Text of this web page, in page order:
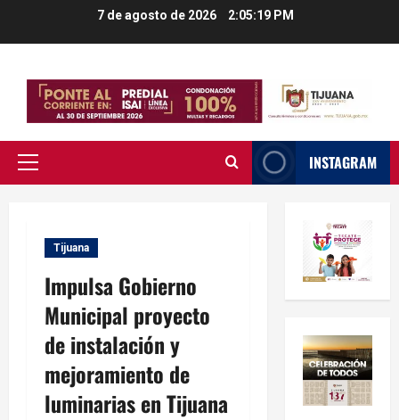
7 de agosto de 2026 2:05:19 PM
Menú
INSTAGRAM
Tijuana
Impulsa Gobierno
Municipal proyecto
de instalación y
mejoramiento de
luminarias en Tijuana